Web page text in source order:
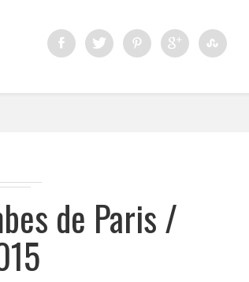
de Paris /